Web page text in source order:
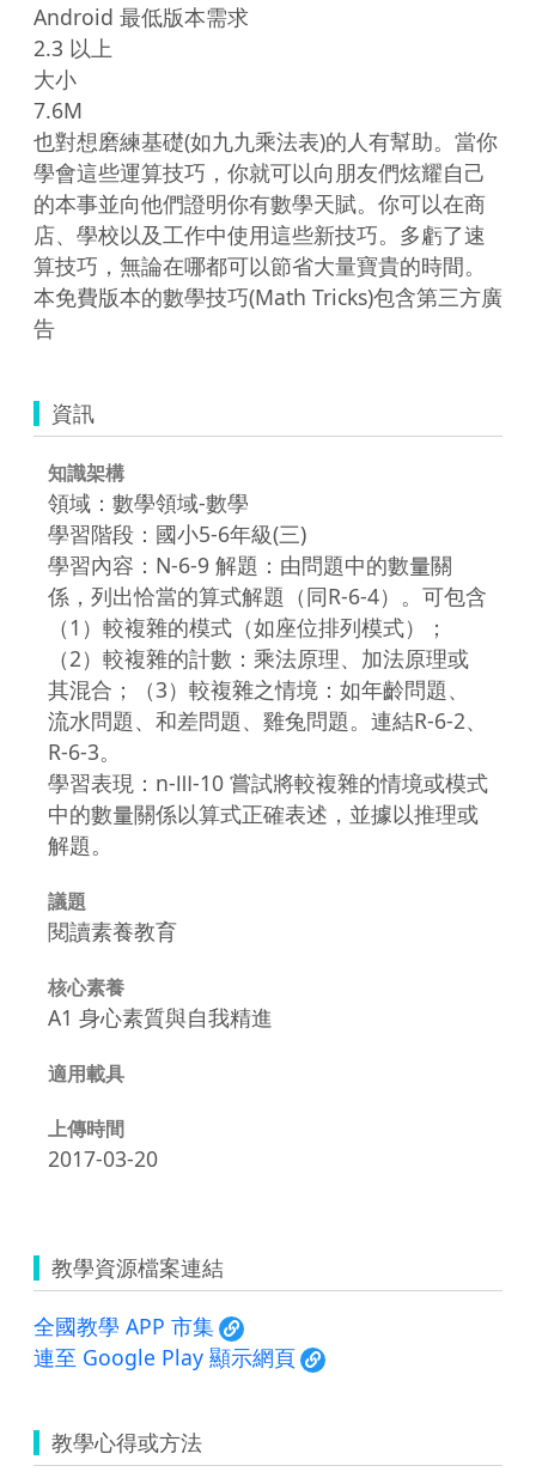
Android 最低版本需求
2.3 以上
大小
7.6M
也對想磨練基礎(如九九乘法表)的人有幫助。當你
學會這些運算技巧，你就可以向朋友們炫耀自己
的本事並向他們證明你有數學天賦。你可以在商
店、學校以及工作中使用這些新技巧。多虧了速
算技巧，無論在哪都可以節省大量寶貴的時間。
本免費版本的數學技巧(Math Tricks)包含第三方廣
告
資訊
知識架構
領域：數學領域-數學
學習階段：國小5-6年級(三)
學習內容：N-6-9 解題：由問題中的數量關
係，列出恰當的算式解題（同R-6-4）。可包含
（1）較複雜的模式（如座位排列模式）；
（2）較複雜的計數：乘法原理、加法原理或
其混合；（3）較複雜之情境：如年齡問題、
流水問題、和差問題、雞兔問題。連結R-6-2、
R-6-3。
學習表現：n-Ⅲ-10 嘗試將較複雜的情境或模式
中的數量關係以算式正確表述，並據以推理或
解題。
議題
閱讀素養教育
核心素養
A1 身心素質與自我精進
適用載具
上傳時間
2017-03-20
教學資源檔案連結
全國教學 APP 市集
連至 Google Play 顯示網頁
教學心得或方法